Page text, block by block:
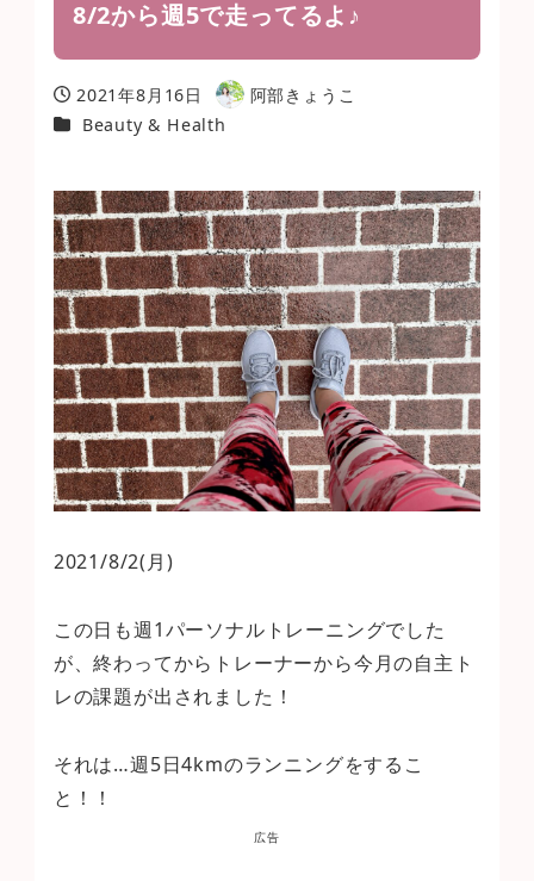
8/2から週5で走ってるよ♪
投稿日
2021年8月16日
著
者
阿部きょうこ
カテゴリー
Beauty & Health
2021/8/2(月)
この日も週1パーソナルトレーニングでした
が、終わってからトレーナーから今月の自主ト
レの課題が出されました！
それは…週5日4kmのランニングをするこ
と！！
広告